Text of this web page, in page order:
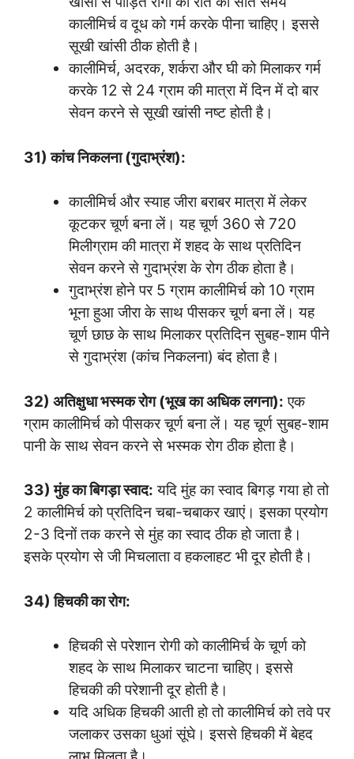
कालीमिर्च व दूध को गर्म करके पीना चाहिए। इससे
सूखी खांसी ठीक होती है।
कालीमिर्च, अदरक, शर्करा और घी को मिलाकर गर्म
करके 12 से 24 ग्राम की मात्रा में दिन में दो बार
सेवन करने से सूखी खांसी नष्ट होती है।
31) कांच निकलना (गुदाभ्रंश):
कालीमिर्च और स्याह जीरा बराबर मात्रा में लेकर
कूटकर चूर्ण बना लें। यह चूर्ण 360 से 720
मिलीग्राम की मात्रा में शहद के साथ प्रतिदिन
सेवन करने से गुदाभ्रंश के रोग ठीक होता है।
गुदाभ्रंश होने पर 5 ग्राम कालीमिर्च को 10 ग्राम
भूना हुआ जीरा के साथ पीसकर चूर्ण बना लें। यह
चूर्ण छाछ के साथ मिलाकर प्रतिदिन सुबह-शाम पीने
से गुदाभ्रंश (कांच निकलना) बंद होता है।
32) अतिक्षुधा भस्मक रोग (भूख का अधिक लगना): एक
ग्राम कालीमिर्च को पीसकर चूर्ण बना लें। यह चूर्ण सुबह-शाम
पानी के साथ सेवन करने से भस्मक रोग ठीक होता है।
33) मुंह का बिगड़ा स्वाद: यदि मुंह का स्वाद बिगड़ गया हो तो
2 कालीमिर्च को प्रतिदिन चबा-चबाकर खाएं। इसका प्रयोग
2-3 दिनों तक करने से मुंह का स्वाद ठीक हो जाता है।
इसके प्रयोग से जी मिचलाता व हकलाहट भी दूर होती है।
34) हिचकी का रोग:
हिचकी से परेशान रोगी को कालीमिर्च के चूर्ण को
शहद के साथ मिलाकर चाटना चाहिए। इससे
हिचकी की परेशानी दूर होती है।
यदि अधिक हिचकी आती हो तो कालीमिर्च को तवे पर
जलाकर उसका धुआं सूंघे। इससे हिचकी में बेहद